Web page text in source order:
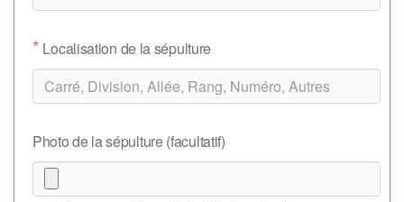
* Localisation de la sépulture
Photo de la sépulture (facultatif)